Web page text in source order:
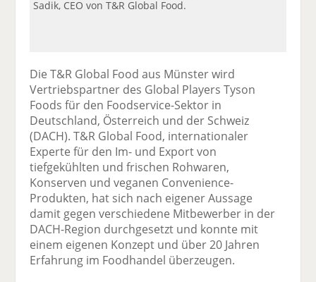
Sadik, CEO von T&R Global Food.
Die T&R Global Food aus Münster wird
Vertriebspartner des Global Players Tyson
Foods für den Foodservice-Sektor in
Deutschland, Österreich und der Schweiz
(DACH). T&R Global Food, internationaler
Experte für den Im- und Export von
tiefgekühlten und frischen Rohwaren,
Konserven und veganen Convenience-
Produkten, hat sich nach eigener Aussage
damit gegen verschiedene Mitbewerber in der
DACH-Region durchgesetzt und konnte mit
einem eigenen Konzept und über 20 Jahren
Erfahrung im Foodhandel überzeugen.